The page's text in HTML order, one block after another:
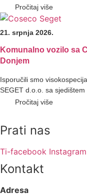
Pročitaj više
21. srpnja 2026.
Komunalno vozilo sa
Donjem
Isporučili smo
SEGET d.o.o. sa sjedištem
Pročitaj više
Prati nas
Ti-facebook Instagram
Kontakt
Adresa